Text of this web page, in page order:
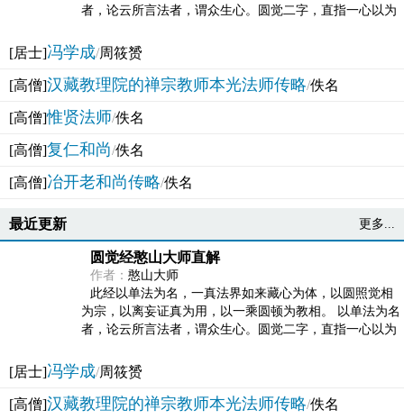
者，论云所言法者，谓众生心。圆觉二字，直指一心以为
[居士]冯学成/周筱赟
[高僧]汉藏教理院的禅宗教师本光法师传略/佚名
[高僧]惟贤法师/佚名
[高僧]复仁和尚/佚名
[高僧]冶开老和尚传略/佚名
最近更新 更多...
圆觉经憨山大师直解
作者： 憨山大师
此经以单法为名，一真法界如来藏心为体，以圆照觉相
为宗，以离妄证真为用，以一乘圆顿为教相。 以单法为名
者，论云所言法者，谓众生心。圆觉二字，直指一心以为
[居士]冯学成/周筱赟
[高僧]汉藏教理院的禅宗教师本光法师传略/佚名